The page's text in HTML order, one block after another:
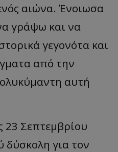
αιώνα. Ένοιωσα
γράψω και να
γεγονότα και
από την
αυτή
23 Σεπτεμβρίου
δύσκολη για τον